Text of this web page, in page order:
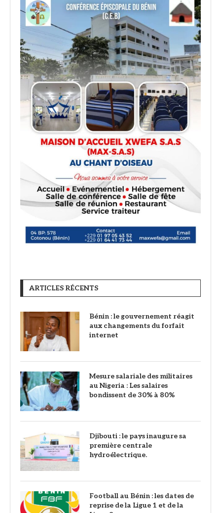
ARTICLES RÉCENTS
Bénin : le gouvernement réagit
aux changements du forfait
internet
Mesure salariale des militaires
au Nigeria : Les salaires
bondissent de 30% à 80%
Djibouti : le pays inaugure sa
première centrale
hydroélectrique.
Football au Bénin : les dates de
reprise de la Ligue 1 et de la